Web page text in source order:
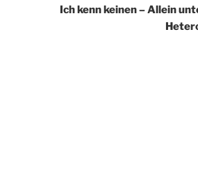
Ich kenn keinen – Allein